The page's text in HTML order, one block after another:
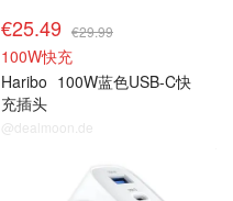
€25.49 €29.99
100W快充
Haribo 100W蓝色USB-C快
充插头
@dealmoon.de